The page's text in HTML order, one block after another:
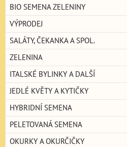
BIO SEMENA ZELENINY
VÝPRODEJ
SALÁTY, ČEKANKA A SPOL.
ZELENINA
ITALSKÉ BYLINKY A DALŠÍ
JEDLÉ KVĚTY A KYTIČKY
HYBRIDNÍ SEMENA
PELETOVANÁ SEMENA
OKURKY A OKURČIČKY